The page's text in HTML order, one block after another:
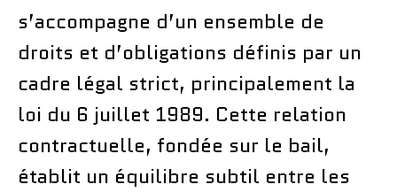
s’accompagne d’un ensemble de
droits et d’obligations définis par un
cadre légal strict, principalement la
loi du 6 juillet 1989. Cette relation
contractuelle, fondée sur le bail,
établit un équilibre subtil entre les